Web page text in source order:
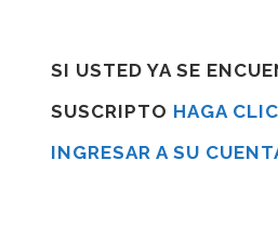
SI USTED YA SE
SUSCRIPTO HAGA
INGRESAR A SU